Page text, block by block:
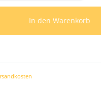
In den Warenkorb